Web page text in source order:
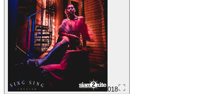
018